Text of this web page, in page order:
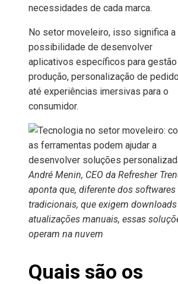
necessidades de cada marca.
No setor moveleiro, isso significa a
possibilidade de desenvolver
aplicativos específicos para gestão
produção, personalização de
até experiências imersivas para o
consumidor.
André Menin, CEO da Refresher
aponta que, diferente dos softwares
tradicionais, que exigem
atualizações manuais, essas
operam na nuvem
Quais são os